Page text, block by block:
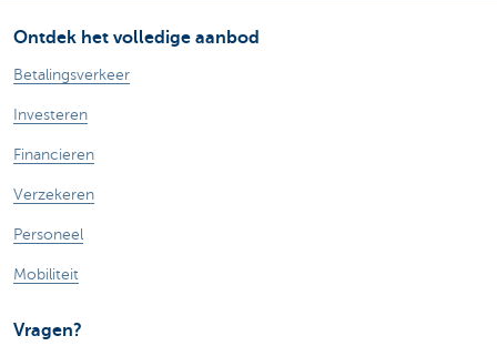
Ontdek het volledige aanbod
Betalingsverkeer
Investeren
Financieren
Verzekeren
Personeel
Mobiliteit
Vragen?